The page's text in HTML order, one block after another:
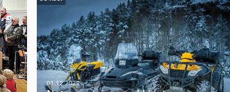
01.12.2025